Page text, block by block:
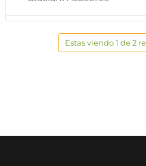
Estas viendo 1 de 2